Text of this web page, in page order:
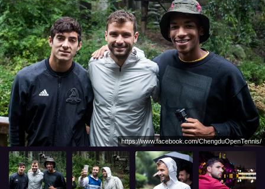
https://www.facebook.com/ChengduOpenTennis/